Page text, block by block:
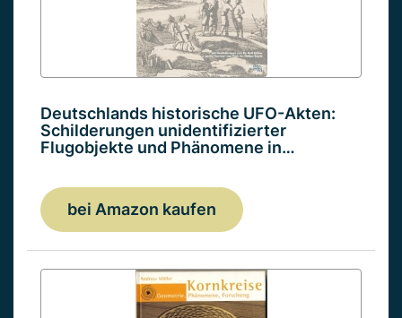
Deutschlands historische UFO-Akten:
Schilderungen unidentifizierter
Flugobjekte und Phänomene in…
bei Amazon kaufen